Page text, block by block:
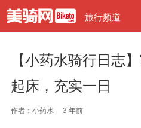
旅行频道
【小药水骑行日志
起床，充实一日
作者：小药水 3 年前